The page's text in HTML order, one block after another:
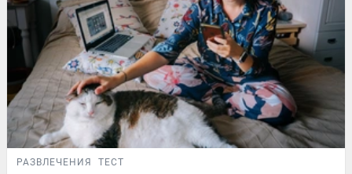
РАЗВЛЕЧЕНИЯ ТЕСТ